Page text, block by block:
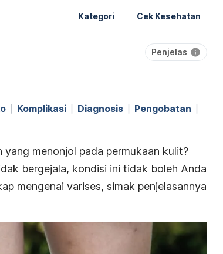
Kategori Cek Kesehatan
Penjelas
Komplikasi Diagnosis
Pengobatan
menonjol pada permukaan kulit?
bergejala, kondisi ini tidak boleh Anda
mengenai varises, simak penjelasannya